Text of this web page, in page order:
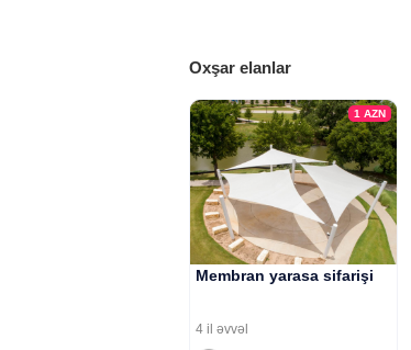
Oxşar elanlar
1 AZN
Membran yarasa sifarişi
4 il əvvəl